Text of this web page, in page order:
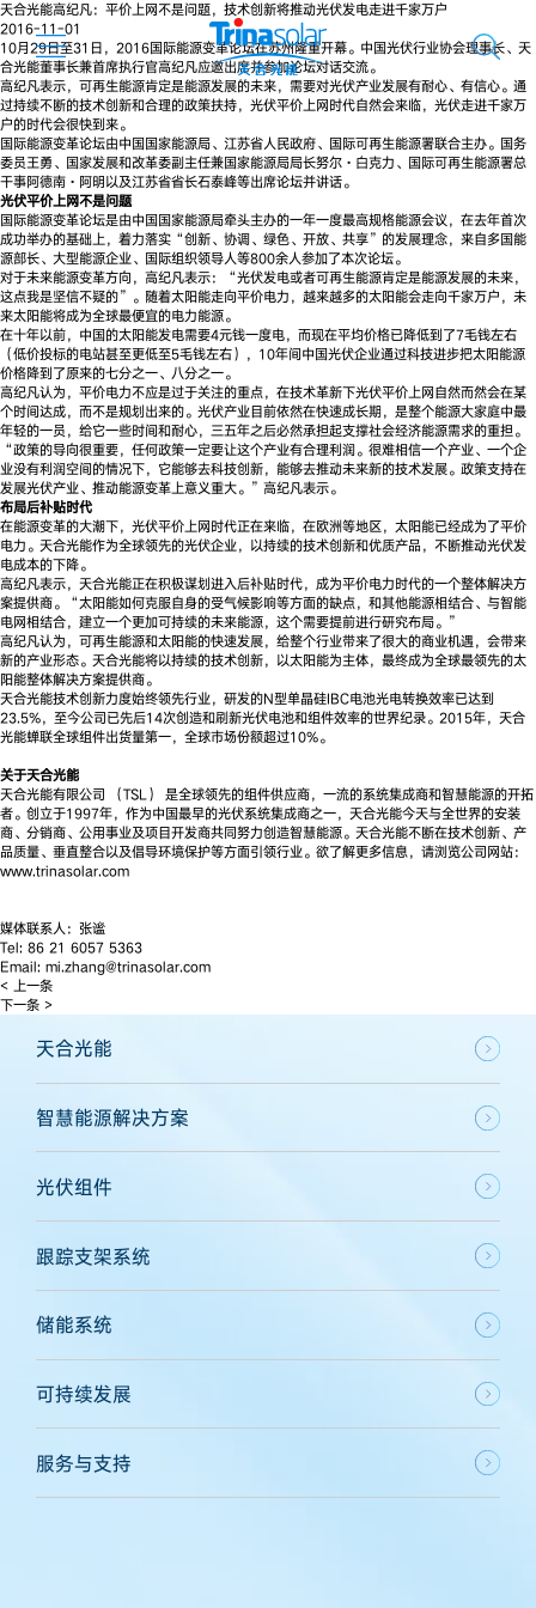
天合光能高纪凡：平价上网不是问题，技术创新将推动光伏发电走进千家万户
2016-11-01
10月29日至31日，2016国际能源变革论坛在苏州隆重开幕。中国光伏行业协会理事长、天
合光能董事长兼首席执行官高纪凡应邀出席并参加论坛对话交流。
高纪凡表示，可再生能源肯定是能源发展的未来，需要对光伏产业发展有耐心、有信心。通
过持续不断的技术创新和合理的政策扶持，光伏平价上网时代自然会来临，光伏走进千家万
户的时代会很快到来。
国际能源变革论坛由中国国家能源局、江苏省人民政府、国际可再生能源署联合主办。国务
委员王勇、国家发展和改革委副主任兼国家能源局局长努尔·白克力、国际可再生能源署总
干事阿德南·阿明以及江苏省省长石泰峰等出席论坛并讲话。
光伏平价上网不是问题
国际能源变革论坛是由中国国家能源局牵头主办的一年一度最高规格能源会议，在去年首次
成功举办的基础上，着力落实“创新、协调、绿色、开放、共享”的发展理念，来自多国能
源部长、大型能源企业、国际组织领导人等800余人参加了本次论坛。
对于未来能源变革方向，高纪凡表示：“光伏发电或者可再生能源肯定是能源发展的未来，
这点我是坚信不疑的”。随着太阳能走向平价电力，越来越多的太阳能会走向千家万户，未
来太阳能将成为全球最便宜的电力能源。
在十年以前，中国的太阳能发电需要4元钱一度电，而现在平均价格已降低到了7毛钱左右
（低价投标的电站甚至更低至5毛钱左右），10年间中国光伏企业通过科技进步把太阳能源
价格降到了原来的七分之一、八分之一。
高纪凡认为，平价电力不应是过于关注的重点，在技术革新下光伏平价上网自然而然会在某
个时间达成，而不是规划出来的。光伏产业目前依然在快速成长期，是整个能源大家庭中最
年轻的一员，给它一些时间和耐心，三五年之后必然承担起支撑社会经济能源需求的重担。
“政策的导向很重要，任何政策一定要让这个产业有合理利润。很难相信一个产业、一个企
业没有利润空间的情况下，它能够去科技创新，能够去推动未来新的技术发展。政策支持在
发展光伏产业、推动能源变革上意义重大。”高纪凡表示。
布局后补贴时代
在能源变革的大潮下，光伏平价上网时代正在来临，在欧洲等地区，太阳能已经成为了平价
电力。天合光能作为全球领先的光伏企业，以持续的技术创新和优质产品，不断推动光伏发
电成本的下降。
高纪凡表示，天合光能正在积极谋划进入后补贴时代，成为平价电力时代的一个整体解决方
案提供商。“太阳能如何克服自身的受气候影响等方面的缺点，和其他能源相结合、与智能
电网相结合，建立一个更加可持续的未来能源，这个需要提前进行研究布局。”
高纪凡认为，可再生能源和太阳能的快速发展，给整个行业带来了很大的商业机遇，会带来
新的产业形态。天合光能将以持续的技术创新，以太阳能为主体，最终成为全球最领先的太
阳能整体解决方案提供商。
天合光能技术创新力度始终领先行业，研发的N型单晶硅IBC电池光电转换效率已达到
23.5%，至今公司已先后14次创造和刷新光伏电池和组件效率的世界纪录。2015年，天合
光能蝉联全球组件出货量第一，全球市场份额超过10%。
关于天合光能
天合光能有限公司 （TSL） 是全球领先的组件供应商，一流的系统集成商和智慧能源的开拓
者。创立于1997年，作为中国最早的光伏系统集成商之一，天合光能今天与全世界的安装
商、分销商、公用事业及项目开发商共同努力创造智慧能源。天合光能不断在技术创新、产
品质量、垂直整合以及倡导环境保护等方面引领行业。欲了解更多信息，请浏览公司网站：
www.trinasolar.com
媒体联系人：张谧
Tel: 86 21 6057 5363
Email: mi.zhang@trinasolar.com
< 上一条
下一条 >
天合光能
智慧能源解决方案
光伏组件
跟踪支架系统
储能系统
可持续发展
服务与支持